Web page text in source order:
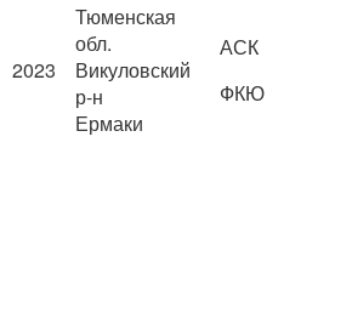
2023
Тюменская
обл.
Викуловский
р-н
Ермаки
АСК
ФКЮ